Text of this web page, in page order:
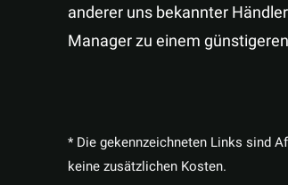
anderer uns bekannter
Manager zu einem
* Die gekennzeichneten Links sind
keine zusätzlichen Kosten.